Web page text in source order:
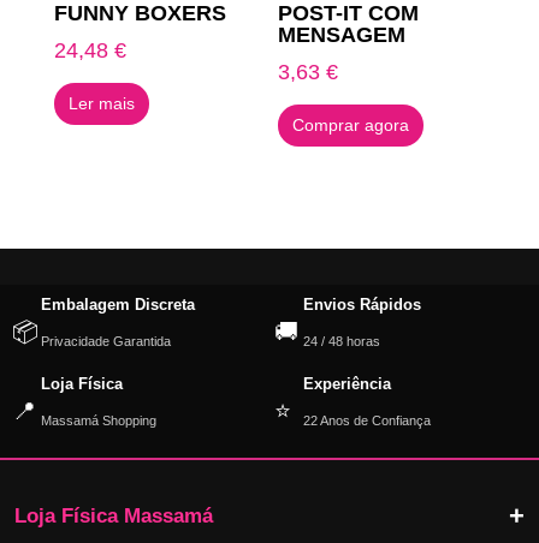
FUNNY BOXERS
24,48 €
Ler mais
POST-IT COM
MENSAGEM
3,63€
Comprar agora
📦
Embalagem Discreta
Privacidade Garantida 🚚
Envios Rápidos
24 / 48 horas
📍
Loja Física
Massamá Shopping ⭐
Experiência
22 Anos de Confiança
Loja Física Massamá